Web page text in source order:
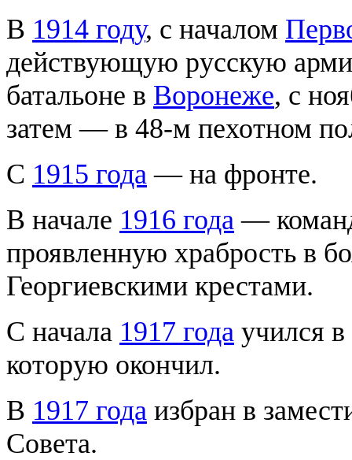
В 1914 году, с началом
действующую русскую
батальоне в Воронеже, с
затем — в 48-м пехотном
С 1915 года — на фронте.
В начале 1916 года —
проявленную храбрость в
Георгиевскими крестами.
С начала 1917 года учился
которую окончил.
В 1917 года избран в
Совета.